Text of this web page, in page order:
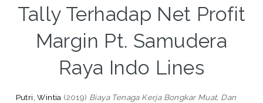
Tally Terhadap Net Profit
Margin Pt. Samudera
Raya Indo Lines
Putri, Wintia (2019) Biaya Tenaga Kerja Bongkar Muat, Dan